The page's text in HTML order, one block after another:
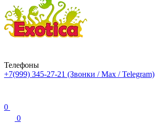
Телефоны
+7(999) 345-27-21 (Звонки / Max / Telegram)
0
0